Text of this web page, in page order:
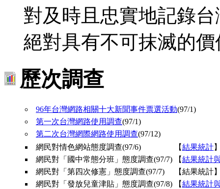
對及時且忠實地記錄
絕對具有不可抹滅的價
歷次調查
96年台灣網路相關十大新聞事件票選活動(97/1)
第一次台灣網路使用調查(97/1)
第二次台灣網際網路使用調查(97/12)
網民對情色網站態度調查(97/6)
【結果統計
網民對「國中常態分班」態度調查(97/7)
【結果統計
網民對「第四次修憲」態度調查(97/7)
【結果統計
網民對「發放兒童津貼」態度調查(97/8)
【結果統計